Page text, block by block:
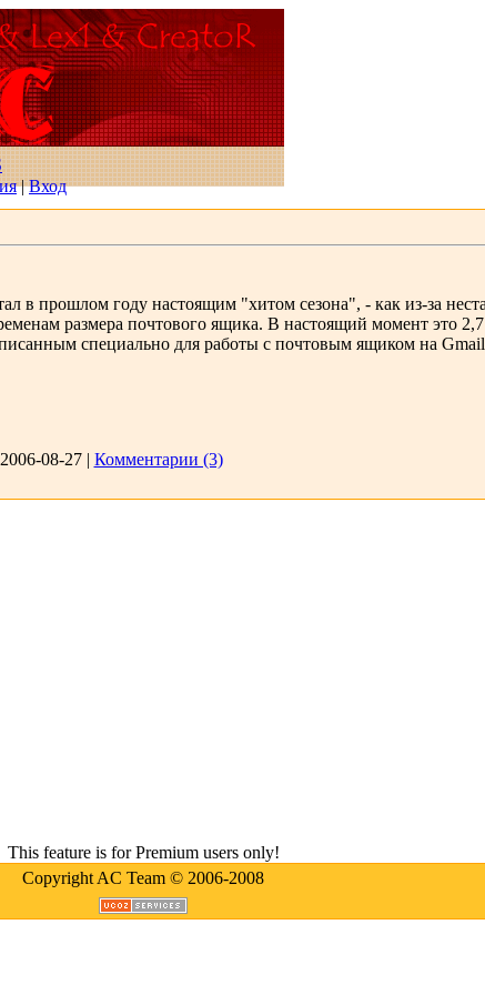
|Вход
в прошлом году настоящим "хитом сезона", - как из-за
размера почтового ящика. В настоящий момент это
специально для работы с почтовым ящиком на
2006-08-27 | Комментарии (3)
This feature is for Premium users only!
Copyright AC Team © 2006-2008